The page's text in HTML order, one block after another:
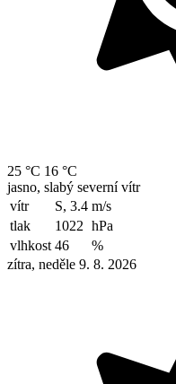
25 °C 16 °C
jasno, slabý severní vítr
vítr
S, 3.4 m/s
tlak
1022 hPa
vlhkost 46
%
zítra, neděle 9. 8. 2026